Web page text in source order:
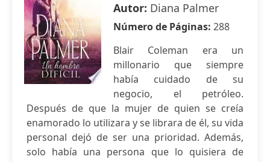
Autor: Diana Palmer
Número de Páginas: 288
Blair Coleman era un
millonario que siempre
había cuidado de su
negocio, el petróleo.
Después de que la mujer de quien se creía
enamorado lo utilizara y se librara de él, su vida
personal dejó de ser una prioridad. Además,
solo había una persona que lo quisiera de